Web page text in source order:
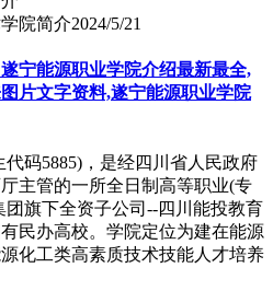
院简介2024/5/21
宁能源职业学院介绍最新最全,
片文字资料,遂宁能源职业学院
码5885)，是经四川省人民政府
主管的一所全日制高等职业(专
旗下全资子公司--四川能投教育
民办高校。学院定位为建在能源
化工类高素质技术技能人才培养